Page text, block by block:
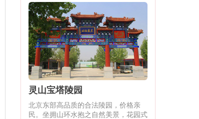
灵山宝塔陵园
北京东部高品质的合法陵园，价格亲
民。坐拥山环水抱之自然美景，花园式